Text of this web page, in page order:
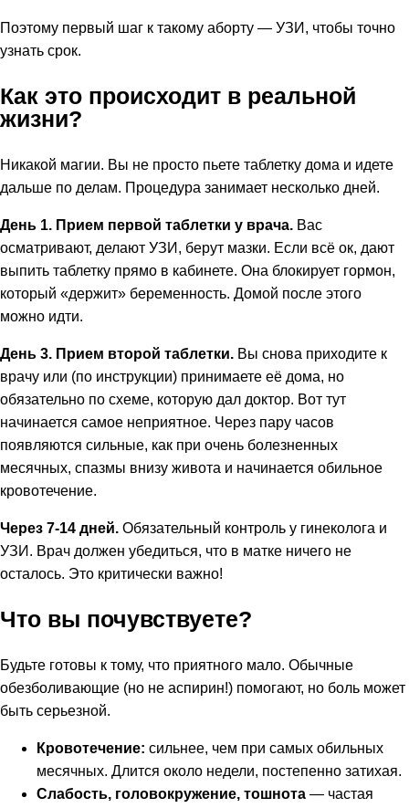
Поэтому первый шаг к такому аборту — УЗИ, чтобы точно
узнать срок.
Как это происходит в реальной
жизни?
Никакой магии. Вы не просто пьете таблетку дома и идете
дальше по делам. Процедура занимает несколько дней.
День 1. Прием первой таблетки у врача. Вас
осматривают, делают УЗИ, берут мазки. Если всё ок, дают
выпить таблетку прямо в кабинете. Она блокирует гормон,
который «держит» беременность. Домой после этого
можно идти.
День 3. Прием второй таблетки. Вы снова приходите к
врачу или (по инструкции) принимаете её дома, но
обязательно по схеме, которую дал доктор. Вот тут
начинается самое неприятное. Через пару часов
появляются сильные, как при очень болезненных
месячных, спазмы внизу живота и начинается обильное
кровотечение.
Через 7-14 дней. Обязательный контроль у гинеколога и
УЗИ. Врач должен убедиться, что в матке ничего не
осталось. Это критически важно!
Что вы почувствуете?
Будьте готовы к тому, что приятного мало. Обычные
обезболивающие (но не аспирин!) помогают, но боль может
быть серьезной.
Кровотечение: сильнее, чем при самых обильных
месячных. Длится около недели, постепенно затихая.
Слабость, головокружение, тошнота — частая